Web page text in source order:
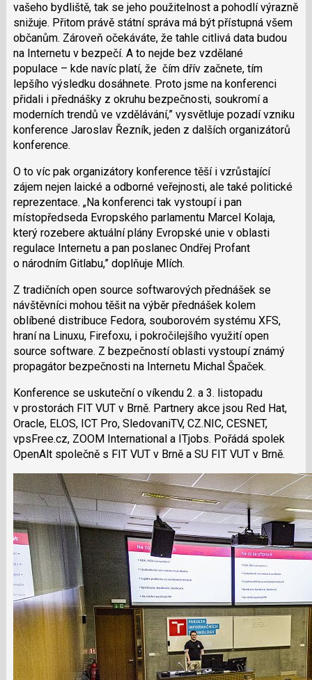
vašeho bydliště, tak se jeho použitelnost a pohodlí výrazně
snižuje. Přitom právě státní správa má být přístupná všem
občanům. Zároveň očekáváte, že tahle citlivá data budou
na Internetu v bezpečí. A to nejde bez vzdělané
populace – kde navíc platí, že čím dřív začnete, tím
lepšího výsledku dosáhnete. Proto jsme na konferenci
přidali i přednášky z okruhu bezpečnosti, soukromí a
moderních trendů ve vzdělávání,” vysvětluje pozadí vzniku
konference Jaroslav Řezník, jeden z dalších organizátorů
konference.
O to víc pak organizátory konference těší i vzrůstající
zájem nejen laické a odborné veřejnosti, ale také politické
reprezentace. „Na konferenci tak vystoupí i pan
místopředseda Evropského parlamentu Marcel Kolaja,
který rozebere aktuální plány Evropské unie v oblasti
regulace Internetu a pan poslanec Ondřej Profant
o národním Gitlabu,” doplňuje Mlích.
Z tradičních open source softwarových přednášek se
návštěvníci mohou těšit na výběr přednášek kolem
oblíbené distribuce Fedora, souborovém systému XFS,
hraní na Linuxu, Firefoxu, i pokročilejšího využití open
source software. Z bezpečností oblasti vystoupí známý
propagátor bezpečnosti na Internetu Michal Špaček.
Konference se uskuteční o víkendu 2. a 3. listopadu
v prostorách FIT VUT v Brně. Partnery akce jsou Red Hat,
Oracle, ELOS, ICT Pro, SledovaniTV, CZ.NIC, CESNET,
vpsFree.cz, ZOOM International a ITjobs. Pořádá spolek
OpenAlt společně s FIT VUT v Brně a SU FIT VUT v Brně.